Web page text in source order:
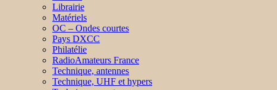
Librairie
Matériels
OC – Ondes courtes
Pays DXCC
Philatélie
RadioAmateurs France
Technique, antennes
Technique, UHF et hypers